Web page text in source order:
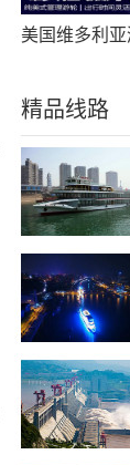
美国维多利
精品线路